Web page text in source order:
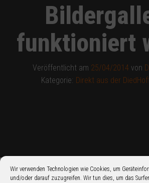
Wir verwenden Technologien wie Cookies, um
und/oder darauf zuzugreifen. Wir tun dies, um das
funktioniert
Veröffentlicht am 25/04/2014 von
Kategorie: Direkt aus der